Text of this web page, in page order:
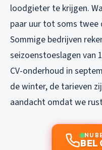
loodgieter te krijgen.
paar uur tot soms twee
Sommige bedrijven
seizoenstoeslagen van
CV-onderhoud in
de winter, de tarieven
aandacht omdat we
NU
BEL